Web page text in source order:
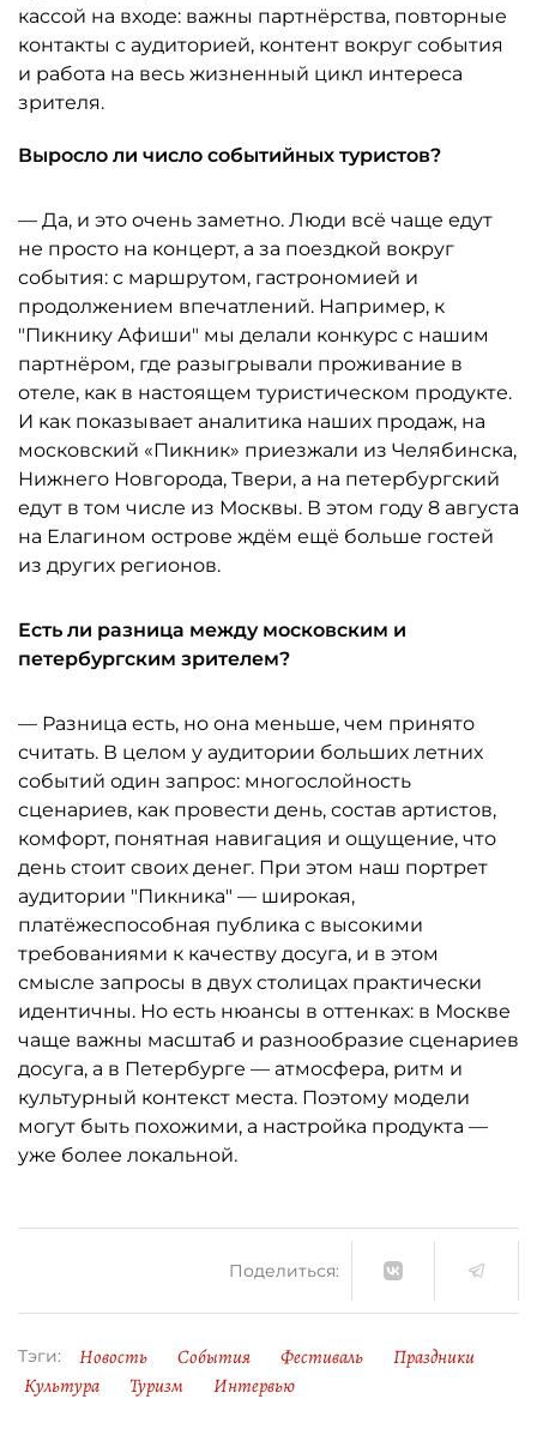
кассой на входе: важны партнёрства, повторные
контакты с аудиторией, контент вокруг события
и работа на весь жизненный цикл интереса
зрителя.
Выросло ли число событийных туристов?
— Да, и это очень заметно. Люди всё чаще едут
не просто на концерт, а за поездкой вокруг
события: с маршрутом, гастрономией и
продолжением впечатлений. Например, к
"Пикнику Афиши" мы делали конкурс с нашим
партнёром, где разыгрывали проживание в
отеле, как в настоящем туристическом продукте.
И как показывает аналитика наших продаж, на
московский «Пикник» приезжали из Челябинска,
Нижнего Новгорода, Твери, а на петербургский
едут в том числе из Москвы. В этом году 8 августа
на Елагином острове ждём ещё больше гостей
из других регионов.
Есть ли разница между московским и
петербургским зрителем?
— Разница есть, но она меньше, чем принято
считать. В целом у аудитории больших летних
событий один запрос: многослойность
сценариев, как провести день, состав артистов,
комфорт, понятная навигация и ощущение, что
день стоит своих денег. При этом наш портрет
аудитории "Пикника" — широкая,
платёжеспособная публика с высокими
требованиями к качеству досуга, и в этом
смысле запросы в двух столицах практически
идентичны. Но есть нюансы в оттенках: в Москве
чаще важны масштаб и разнообразие сценариев
досуга, а в Петербурге — атмосфера, ритм и
культурный контекст места. Поэтому модели
могут быть похожими, а настройка продукта —
уже более локальной.
Поделиться:
Тэги: Новость События Фестиваль
Праздники
Культура
Туризм Интервью